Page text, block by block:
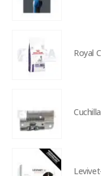
Royal